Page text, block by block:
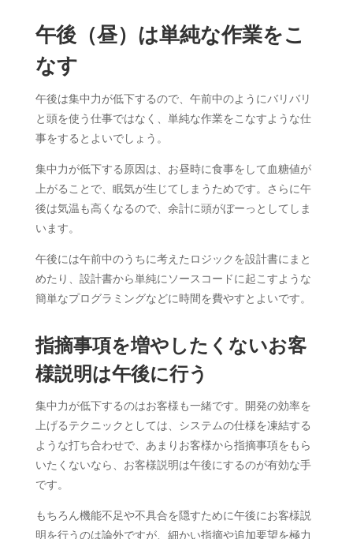
午後（昼）は単純な作業をこ
なす
午後は集中力が低下するので、午前中のようにバリバリ
と頭を使う仕事ではなく、単純な作業をこなすような仕
事をするとよいでしょう。
集中力が低下する原因は、お昼時に食事をして血糖値が
上がることで、眠気が生じてしまうためです。さらに午
後は気温も高くなるので、余計に頭がぼーっとしてしま
います。
午後には午前中のうちに考えたロジックを設計書にまと
めたり、設計書から単純にソースコードに起こすような
簡単なプログラミングなどに時間を費やすとよいです。
指摘事項を増やしたくないお客
様説明は午後に行う
集中力が低下するのはお客様も一緒です。開発の効率を
上げるテクニックとしては、システムの仕様を凍結する
ような打ち合わせで、あまりお客様から指摘事項をもら
いたくないなら、お客様説明は午後にするのが有効な手
です。
もちろん機能不足や不具合を隠すために午後にお客様説
明を行うのは論外ですが、細かい指摘や追加要望を極力